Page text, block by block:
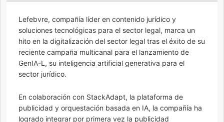
Lefebvre, compañía líder en contenido jurídico y
soluciones tecnológicas para el sector legal, marca un
hito en la digitalización del sector legal tras el éxito de su
reciente campaña multicanal para el lanzamiento de
GenIA-L, su inteligencia artificial generativa para el
sector jurídico.
En colaboración con StackAdapt, la plataforma de
publicidad y orquestación basada en IA, la compañía ha
logrado integrar por primera vez la publicidad